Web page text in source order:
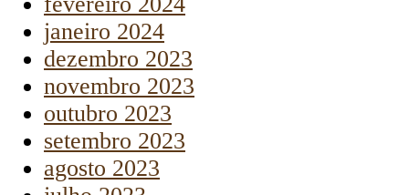
janeiro 2024
dezembro 2023
novembro 2023
outubro 2023
setembro 2023
agosto 2023